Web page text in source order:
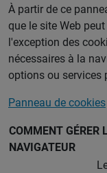
À partir de ce
que le site Web
l'exception des
nécessaires à la
options ou services
Panneau de cookies
COMMENT GÉRER
NAVIGATEUR